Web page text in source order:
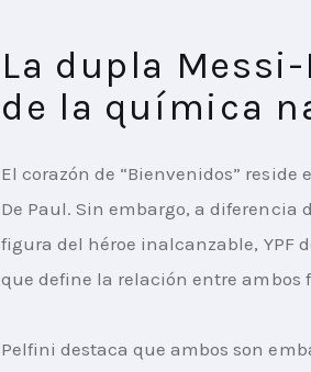
La dupla
de la química
El corazón de “Bienvenidos” reside
De Paul. Sin embargo, a
figura del héroe inalcanzable, YPF
que define la relación entre ambos
Pelfini destaca que ambos son